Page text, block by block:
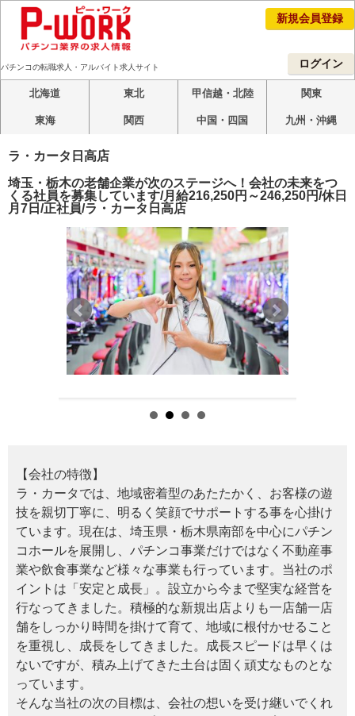
新規会員登録
ログイン
パチンコの転職求人・アルバイト求人サイト
北海道 東北 甲信越・北陸 関東
東海 関西 中国・四国 九州・沖縄
ラ・カータ日高店
埼玉・栃木の老舗企業が次のステージへ！会社の未来をつ
くる社員を募集しています/月給216,250円～246,250円/休日
月7日/正社員/ラ・カータ日高店
【会社の特徴】
ラ・カータでは、地域密着型のあたたかく、お客様の遊
技を親切丁寧に、明るく笑顔でサポートする事を心掛け
ています。現在は、埼玉県・栃木県南部を中心にパチン
コホールを展開し、パチンコ事業だけではなく不動産事
業や飲食事業など様々な事業も行っています。当社のポ
イントは「安定と成長」。設立から今まで堅実な経営を
行なってきました。積極的な新規出店よりも一店舗一店
舗をしっかり時間を掛けて育て、地域に根付かせること
を重視し、成長をしてきました。成長スピードは早くは
ないですが、積み上げてきた土台は固く頑丈なものとな
っています。
そんな当社の次の目標は、会社の想いを受け継いでくれ